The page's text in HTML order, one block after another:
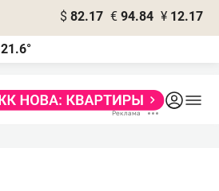
$ 82.17 € 94.84 ¥ 12.17
21.6°